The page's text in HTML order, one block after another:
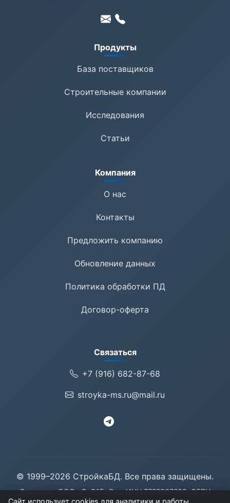
Продукты
База поставщиков
Строительные компании
Исследования
Статьи
Компания
О нас
Контакты
Предложить компанию
Обновление данных
Политика обработки ПД
Договор-оферта
Связаться
+7 (916) 682-87-68
stroyka-ms.ru@mail.ru
© 1999–2026 СтройкаБД. Все права защищены.
Оператор: ООО «ОлЭйБиСи», ИНН 7722307280, ОГРН
Сайт использует cookies для аналитики и работы